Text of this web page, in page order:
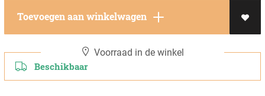
Toevoegen aan winkelwagen
Voorraad in de winkel
Beschikbaar